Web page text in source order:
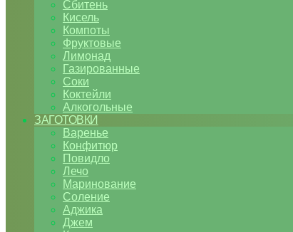
Сбитень
Кисель
Компоты
Фруктовые
Лимонад
Газированные
Соки
Коктейли
Алкогольные
ЗАГОТОВКИ
Варенье
Конфитюр
Повидло
Лечо
Маринование
Соление
Аджика
Джем